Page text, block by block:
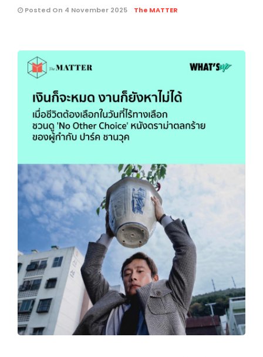
Posted On 4 November 2025 The MATTER